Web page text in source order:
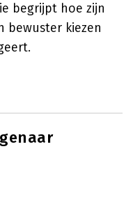
begrijpt hoe zijn
bewuster kiezen